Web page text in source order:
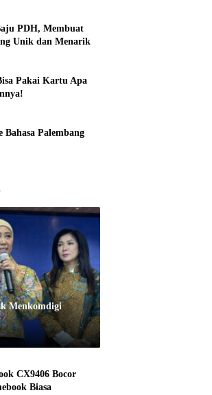
PDH, Membuat
Unik dan Menarik
Pakai Kartu Apa
Bahasa Palembang
Menkomdigi
CX9406 Bocor
Biasa